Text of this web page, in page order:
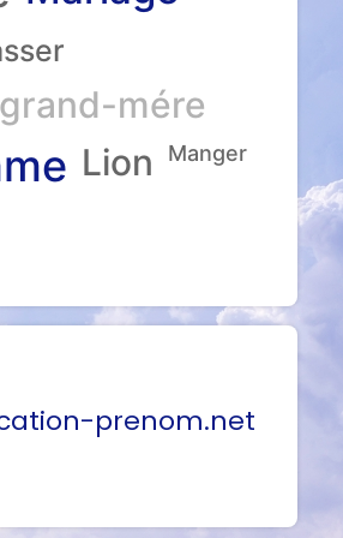
grand-mére
Lion Manger
prenom.net